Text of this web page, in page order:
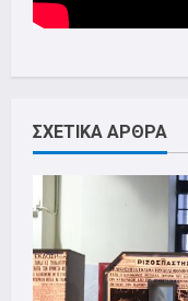
ΣΧΕΤΙΚΑ ΑΡΘΡΑ